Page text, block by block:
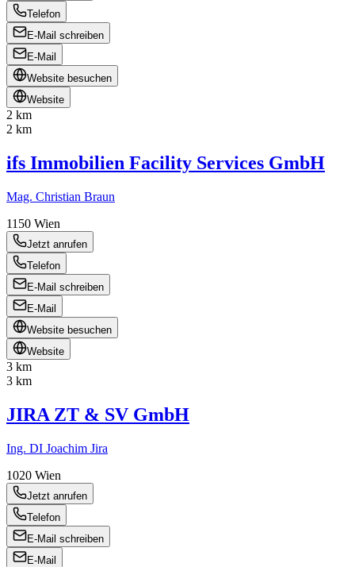
Telefon
E-Mail schreiben
E-Mail
Website besuchen
Website
2 km
2 km
ifs Immobilien Facility Services GmbH
Mag. Christian Braun
1150 Wien
Jetzt anrufen
Telefon
E-Mail schreiben
E-Mail
Website besuchen
Website
3 km
3 km
JIRA ZT & SV GmbH
Ing. DI Joachim Jira
1020 Wien
Jetzt anrufen
Telefon
E-Mail schreiben
E-Mail